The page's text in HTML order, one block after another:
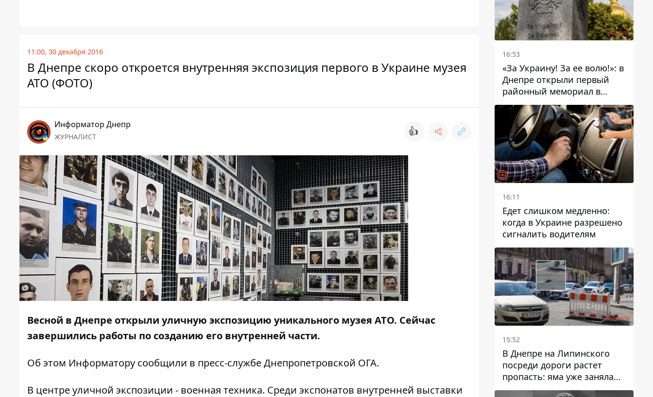
11:00, 30 декабря 2016
В Днепре скоро откроется внутренняя экспозиция первого в Украине музея
АТО (ФОТО)
Информатор Днепр
ЖУРНАЛИСТ 👍
Весной в Днепре открыли уличную экспозицию уникального музея АТО. Сейчас
завершились работы по созданию его внутренней части.
Об этом Информатору сообщили в пресс-службе Днепропетровской ОГА.
В центре уличной экспозиции - военная техника. Среди экспонатов внутренней выставки
16:53
«За Украину! За ее волю!»: в
Днепре открыли первый
районный мемориал в
честь погибших
Защитников
16:11
Едет слишком медленно:
когда в Украине разрешено
сигналить водителям
15:52
В Днепре на Липинского
посреди дороги растет
пропасть: яма уже заняла
полосу движения